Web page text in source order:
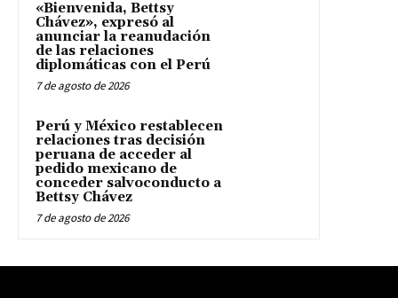
«Bienvenida, Bettsy
Chávez», expresó al
anunciar la reanudación
de las relaciones
diplomáticas con el Perú
7 de agosto de 2026
Perú y México restablecen
relaciones tras decisión
peruana de acceder al
pedido mexicano de
conceder salvoconducto a
Bettsy Chávez
7 de agosto de 2026